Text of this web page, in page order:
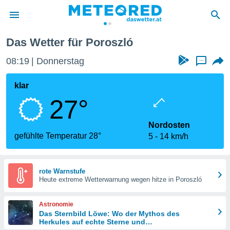
wurde
dass
sind.
diese
Das Wetter für Poroszló
08:19 Donnerstag ...
klar
27°
gefühlte Temperatur 28°
Nordosten
5
14 km/h
rote Warnstufe
Heute extreme Wetterwarnung wegen hitze in Poroszló
Astronomie
Das Sternbild Löwe: Wo der Mythos des
Herkules auf echte Sterne und